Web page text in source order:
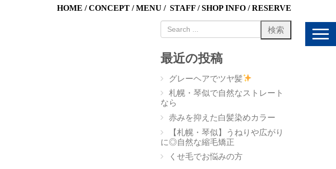
HOME /CONCEPT /MENU / STAFF /SHOP INFO /RESERVE
N
最近の投稿
グレーヘアでツヤ髪
札幌・琴似で自然なストレート
なら
赤みを抑えた白髪染めカラー
【札幌・琴似】うねりや広がり
に◎自然な縮毛矯正
くせ毛でお悩みの方